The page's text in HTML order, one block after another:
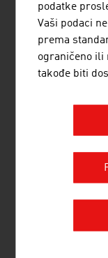
DIETMAR
Ruttensteiner
savetovanje
Ruttensteiner
klijentima
podatke
Vaši podaci
prema
ograničeno ili
takođe biti